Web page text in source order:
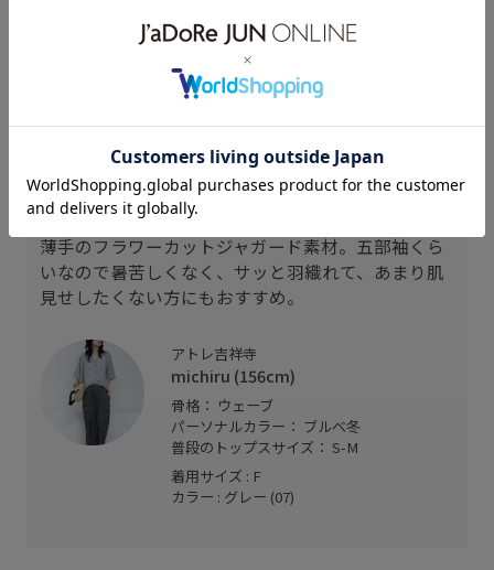
スタッフレビュー
【サイズ感】
ゆとりあるサイズ感。袖は肘下、着丈もヒップが隠
れます。
【素材感/着心地】
薄手のフラワーカットジャガード素材。五部袖くら
いなので暑苦しくなく、サッと羽織れて、あまり肌
見せしたくない方にもおすすめ。
アトレ吉祥寺
michiru (156cm)
骨格： ウェーブ
パーソナルカラー： ブルべ冬
普段のトップスサイズ： S-M
着用サイズ : F
カラー : グレー (07)